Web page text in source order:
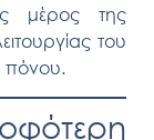
μέρος της
του
πόνου.